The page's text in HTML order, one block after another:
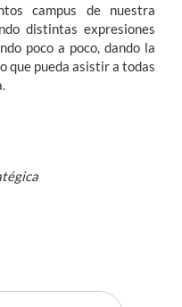
campus de nuestra
distintas expresiones
poco a poco, dando la
que pueda asistir a todas